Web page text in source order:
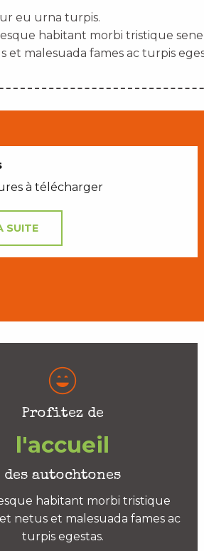
eu urna turpis.
habitant morbi tristique
et malesuada fames ac turpis
à télécharger
SUITE
Profitez de
l'accueil
des autochtones
habitant morbi tristique
netus et malesuada fames ac
turpis egestas.